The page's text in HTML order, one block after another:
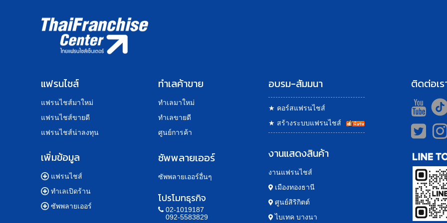
แฟรนไชส์
แฟรนไชส์มาใหม่
แฟรนไชส์ขายดี
แฟรนไชส์น่าลงทุน
เพิ่มข้อมูล
แฟรนไชส์
ทำเลเปิดร้าน
ซัพพลายเออร์
ทำเลค้าขาย
ทำเลมาใหม่
ทำเลขายดี
ศูนย์การค้า
ซัพพลายเออร์
ซัพพลายเออร์อื่นๆ
โปรโมทธุรกิจ
02-1019187
092-5583829
อบรม-สัมมนา
★ คอร์สแฟรนไชส์
★ สร้างระบบแฟรนไชส์
งานแสดงสินค้า
งานแฟรนไชส์
เมืองทองธานี
ศูนย์สิริกิตต์
ไบเทค บางนา
ติดต่อเร